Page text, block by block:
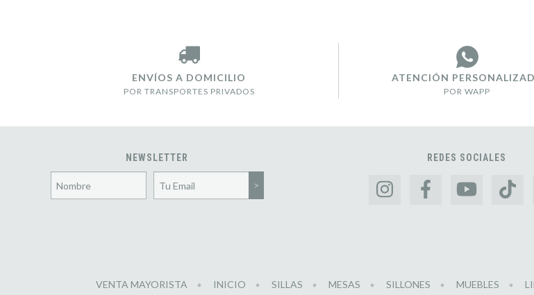
ENVÍOS A DOMICILIO
POR TRANSPORTES PRIVADOS
ATENCIÓN
POR WAPP
NEWSLETTER REDES SOCIALES
VENTA MAYORISTA INICIO SILLAS MESAS SILLONES MUEBLES